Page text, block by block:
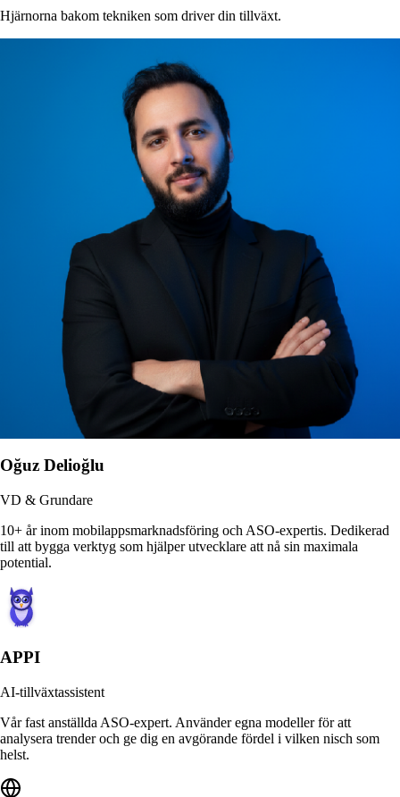
Hjärnorna bakom tekniken som driver din tillväxt.
Oğuz Delioğlu
VD & Grundare
10+ år inom mobilappsmarknadsföring och ASO-expertis. Dedikerad
till att bygga verktyg som hjälper utvecklare att nå sin maximala
potential.
APPI
AI-tillväxtassistent
Vår fast anställda ASO-expert. Använder egna modeller för att
analysera trender och ge dig en avgörande fördel i vilken nisch som
helst.